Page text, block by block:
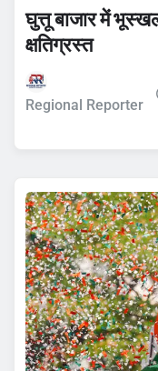
घुत्तू बाजार में
क्षतिग्रस्त
Regional Reporter